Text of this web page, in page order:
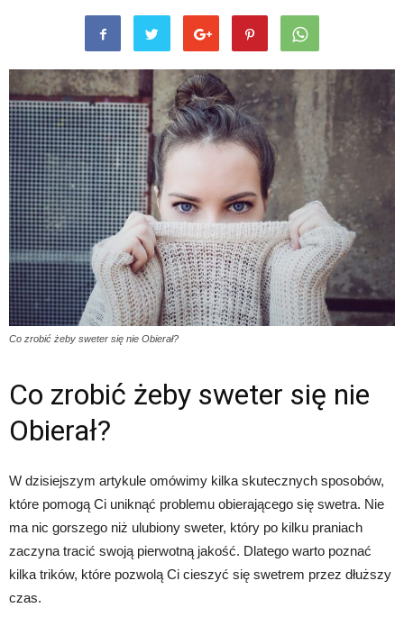
Co zrobić żeby sweter się nie Obierał?
Co zrobić żeby sweter się nie
Obierał?
W dzisiejszym artykule omówimy kilka skutecznych sposobów,
które pomogą Ci uniknąć problemu obierającego się swetra. Nie
ma nic gorszego niż ulubiony sweter, który po kilku praniach
zaczyna tracić swoją pierwotną jakość. Dlatego warto poznać
kilka trików, które pozwolą Ci cieszyć się swetrem przez dłuższy
czas.